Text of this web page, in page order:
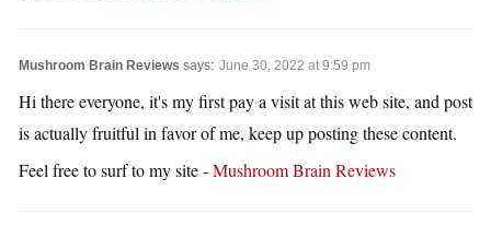
Mushroom Brain Reviews says: June 30, 2022 at 9:59 pm
Hi there everyone, it's my first pay a visit at this web site, and post
is actually fruitful in favor of me, keep up posting these content.
Feel free to surf to my site -Mushroom Brain Reviews